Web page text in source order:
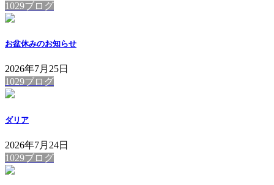
1029ブログ
お盆休みのお知らせ
2026年7月25日
1029ブログ
ダリア
2026年7月24日
1029ブログ